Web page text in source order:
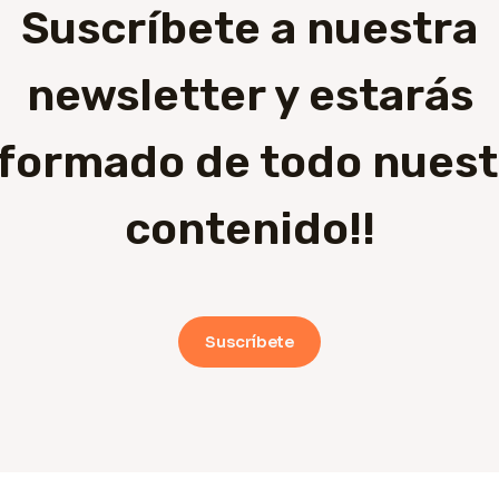
Suscríbete a nuestra
newsletter y estarás
de todo
contenido!!
Suscríbete